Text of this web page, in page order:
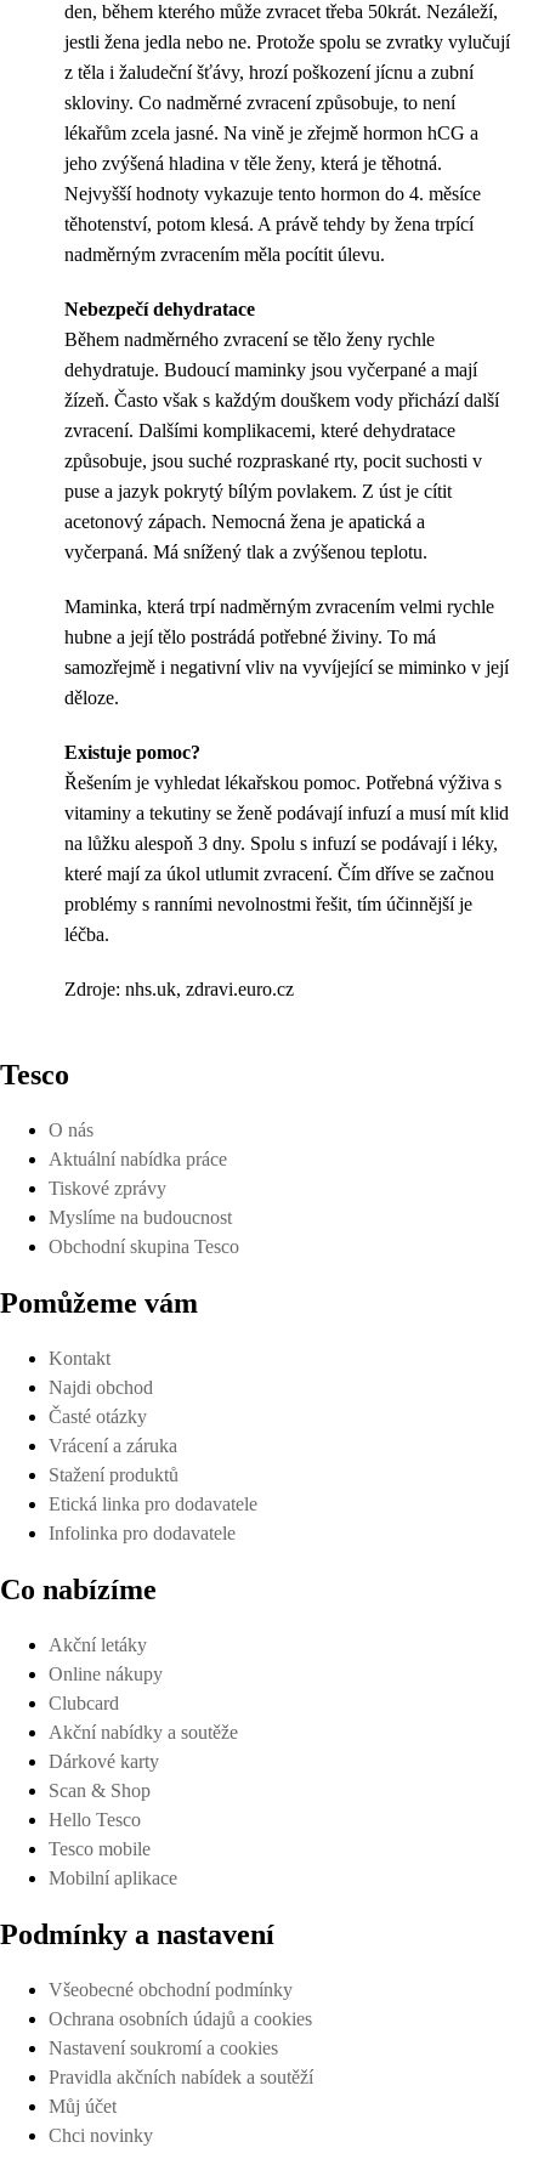
den, během kterého může zvracet třeba 50krát. Nezáleží,
jestli žena jedla nebo ne. Protože spolu se zvratky vylučují
z těla i žaludeční šťávy, hrozí poškození jícnu a zubní
skloviny. Co nadměrné zvracení způsobuje, to není
lékařům zcela jasné. Na vině je zřejmě hormon hCG a
jeho zvýšená hladina v těle ženy, která je těhotná.
Nejvyšší hodnoty vykazuje tento hormon do 4. měsíce
těhotenství, potom klesá. A právě tehdy by žena trpící
nadměrným zvracením měla pocítit úlevu.
Nebezpečí dehydratace
Během nadměrného zvracení se tělo ženy rychle
dehydratuje. Budoucí maminky jsou vyčerpané a mají
žízeň. Často však s každým douškem vody přichází další
zvracení. Dalšími komplikacemi, které dehydratace
způsobuje, jsou suché rozpraskané rty, pocit suchosti v
puse a jazyk pokrytý bílým povlakem. Z úst je cítit
acetonový zápach. Nemocná žena je apatická a
vyčerpaná. Má snížený tlak a zvýšenou teplotu.
Maminka, která trpí nadměrným zvracením velmi rychle
hubne a její tělo postrádá potřebné živiny. To má
samozřejmě i negativní vliv na vyvíjející se miminko v její
děloze.
Existuje pomoc?
Řešením je vyhledat lékařskou pomoc. Potřebná výživa s
vitaminy a tekutiny se ženě podávají infuzí a musí mít klid
na lůžku alespoň 3 dny. Spolu s infuzí se podávají i léky,
které mají za úkol utlumit zvracení. Čím dříve se začnou
problémy s ranními nevolnostmi řešit, tím účinnější je
léčba.
Zdroje: nhs.uk, zdravi.euro.cz
Tesco
O nás
Aktuální nabídka práce
Tiskové zprávy
Myslíme na budoucnost
Obchodní skupina Tesco
Pomůžeme vám
Kontakt
Najdi obchod
Časté otázky
Vrácení a záruka
Stažení produktů
Etická linka pro dodavatele
Infolinka pro dodavatele
Co nabízíme
Akční letáky
Online nákupy
Clubcard
Akční nabídky a soutěže
Dárkové karty
Scan & Shop
Hello Tesco
Tesco mobile
Mobilní aplikace
Podmínky a nastavení
Všeobecné obchodní podmínky
Ochrana osobních údajů a cookies
Nastavení soukromí a cookies
Pravidla akčních nabídek a soutěží
Můj účet
Chci novinky